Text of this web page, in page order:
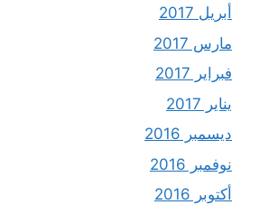
أبريل 2017
مارس 2017
فبراير 2017
يناير 2017
ديسمبر 2016
نوفمبر 2016
أكتوبر 2016